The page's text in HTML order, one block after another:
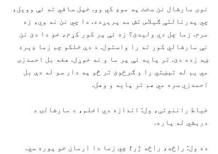
نوی مارشال نن سخت په موډ کي وو. خپل ساقي ته ئې وويل،
چي پدرنالتې ګيلاس تش مه پرېږده. دا چي نن نه وي، زه
مرم. زما چل دي وليدئ؟ زه ئې پر کور کړم، خو دا دئ نن
ئې مارشالي کور ته را واستول. د دې خلکو چم زما ډېره
ښه زده دئ. تر پايه ئې پر ما و نه خوړل. هغه بل احمدزى
مي يم له تېښتي را و ګرځوئ تر څو په دار سو له دې بل
احمدزي سره مي هم تر پايه و وهل.
خياط راننوتی، ول: اندازه دي اخلم، د مارشالۍ د
درېشي له پاره.
ده ول: راځه، راځه ژر؛ چي زما دا ارمان خو پوره سي.